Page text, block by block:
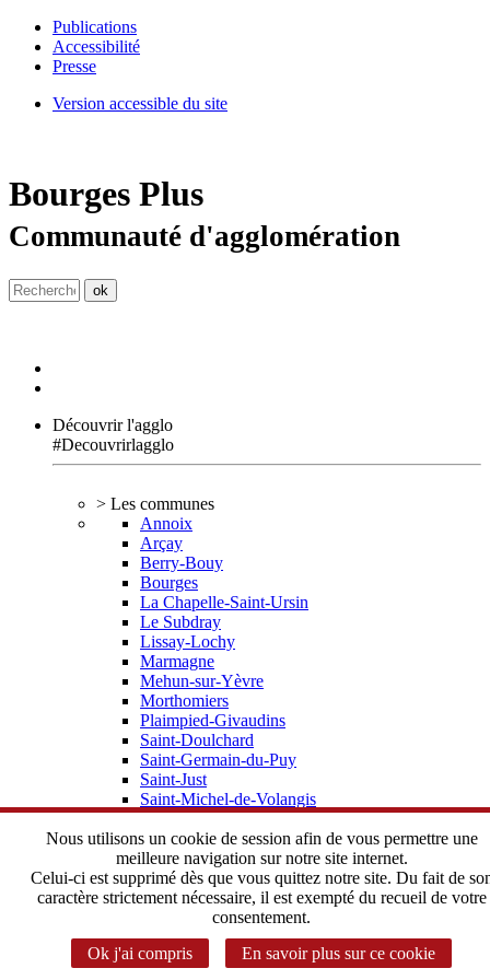
Publications
Accessibilité
Presse
Version accessible du site
Bourges Plus
Communauté d'agglomération
Découvrir l'agglo
#Decouvrirlagglo
> Les communes
Annoix
Arçay
Berry-Bouy
Bourges
La Chapelle-Saint-Ursin
Le Subdray
Lissay-Lochy
Marmagne
Mehun-sur-Yèvre
Morthomiers
Plaimpied-Givaudins
Saint-Doulchard
Saint-Germain-du-Puy
Saint-Just
Saint-Michel-de-Volangis
Trouy
Vorly
> Elus, statuts
Depuis 2002 une histoire commune
Le Bureau Communautaire
Le Conseil Communautaire
Les statuts de l'Agglomération
> Instances Communautaires
Nous utilisons un cookie de session afin de vous permettre une
meilleure navigation sur notre site internet.
Celui-ci est supprimé dès que vous quittez notre site. Du fait de
caractère strictement nécessaire, il est exempté du recueil de votre
consentement.
Ok j'ai compris
En savoir plus sur ce cookie